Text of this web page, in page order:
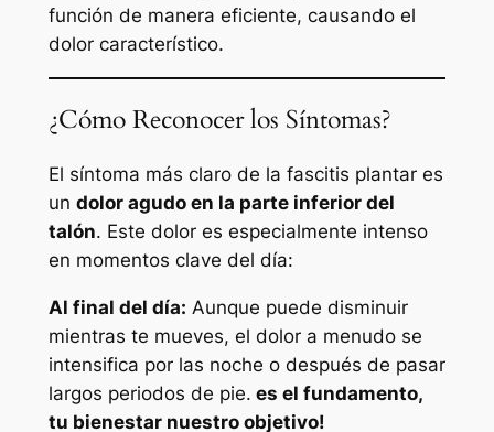
función de manera eficiente, causando el
dolor característico.
¿Cómo Reconocer los Síntomas?
El síntoma más claro de la fascitis plantar es
un dolor agudo en la parte inferior del
talón. Este dolor es especialmente intenso
en momentos clave del día:
Al final del día: Aunque puede disminuir
mientras te mueves, el dolor a menudo se
intensifica por las noche o después de pasar
largos periodos de pie. es el fundamento,
tu bienestar nuestro objetivo!